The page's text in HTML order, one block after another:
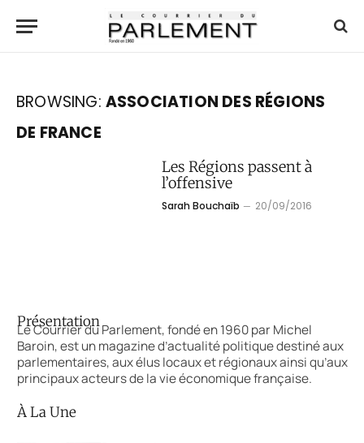
BROWSING: ASSOCIATION DES RÉGIONS
DE FRANCE
Les Régions passent à
l’offensive
Sarah Bouchaïb 20/09/2016
Présentation
Le Courrier du Parlement, fondé en 1960 par Michel
Baroin, est un magazine d’actualité politique destiné aux
parlementaires, aux élus locaux et régionaux ainsi qu’aux
principaux acteurs de la vie économique française.
À La Une